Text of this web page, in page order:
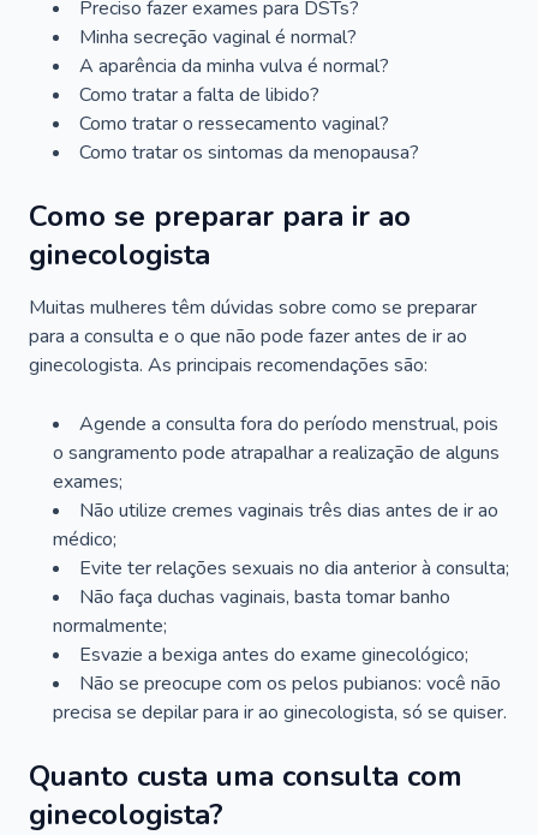
Preciso fazer exames para DSTs?
Minha secreção vaginal é normal?
A aparência da minha vulva é normal?
Como tratar a falta de libido?
Como tratar o ressecamento vaginal?
Como tratar os sintomas da menopausa?
Como se preparar para ir ao
ginecologista
Muitas mulheres têm dúvidas sobre como se preparar
para a consulta e o que não pode fazer antes de ir ao
ginecologista. As principais recomendações são:
Agende a consulta fora do período menstrual, pois
o sangramento pode atrapalhar a realização de alguns
exames;
Não utilize cremes vaginais três dias antes de ir ao
médico;
Evite ter relações sexuais no dia anterior à consulta;
Não faça duchas vaginais, basta tomar banho
normalmente;
Esvazie a bexiga antes do exame ginecológico;
Não se preocupe com os pelos pubianos: você não
precisa se depilar para ir ao ginecologista, só se quiser.
Quanto custa uma consulta com
ginecologista?